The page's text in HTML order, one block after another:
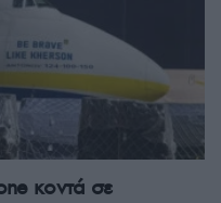
κοντά σε